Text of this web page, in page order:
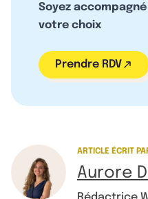
Soyez
votre choix
Prendre RDV
ARTICLE ÉCRIT
Aurore